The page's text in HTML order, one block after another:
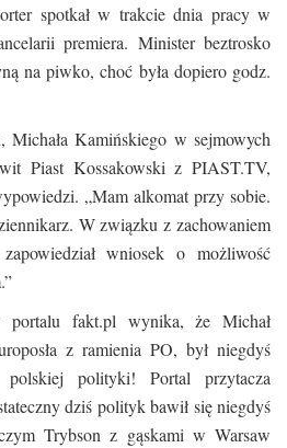
spotkał w trakcie dnia pracy w
premiera. Minister beztrosko
na piwko, choć była dopiero godz.
Kamińskiego w sejmowych
Piast Kossakowski z PIAST.TV,
„Mam alkomat przy sobie.
W związku z zachowaniem
wniosek o możliwość
portalu fakt.pl wynika, że Michał
z ramienia PO, był niegdyś
polskiej polityki! Portal przytacza
dziś polityk bawił się niegdyś
Trybson z gąskami w Warsaw